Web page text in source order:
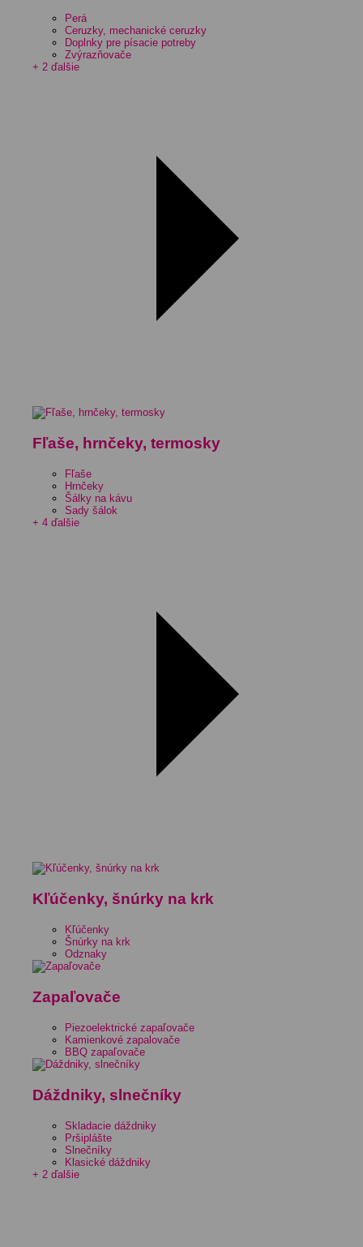
Perá
Ceruzky, mechanické ceruzky
Doplnky pre písacie potreby
Zvýrazňovače
+ 2 ďalšie
Fľaše, hrnčeky, termosky
Fľaše
Hrnčeky
Šálky na kávu
Sady šálok
+ 4 ďalšie
Kľúčenky, šnúrky na krk
Kľúčenky
Šnúrky na krk
Odznaky
Zapaľovače
Piezoelektrické zapaľovače
Kamienkové zapalovače
BBQ zapaľovače
Dáždniky, slnečníky
Skladacie dáždniky
Pršiplášte
Slnečníky
Klasické dáždniky
+ 2 ďalšie